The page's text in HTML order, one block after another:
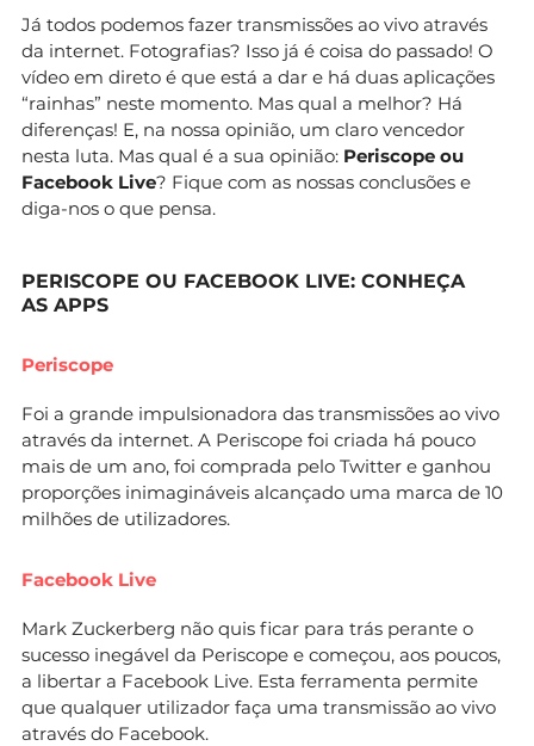
Já todos podemos fazer transmissões ao vivo através
da internet. Fotografias? Isso já é coisa do passado! O
vídeo em direto é que está a dar e há duas aplicações
“rainhas” neste momento. Mas qual a melhor? Há
diferenças! E, na nossa opinião, um claro vencedor
nesta luta. Mas qual é a sua opinião: Periscope ou
Facebook Live? Fique com as nossas conclusões e
diga-nos o que pensa.
PERISCOPE OU FACEBOOK LIVE: CONHEÇA
AS APPS
Periscope
Foi a grande impulsionadora das transmissões ao vivo
através da internet. A Periscope foi criada há pouco
mais de um ano, foi comprada pelo Twitter e ganhou
proporções inimagináveis alcançado uma marca de 10
milhões de utilizadores.
Facebook Live
Mark Zuckerberg não quis ficar para trás perante o
sucesso inegável da Periscope e começou, aos poucos,
a libertar a Facebook Live. Esta ferramenta permite
que qualquer utilizador faça uma transmissão ao vivo
através do Facebook.